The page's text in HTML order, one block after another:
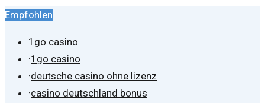
Empfohlen
1go casino
·1go casino
·deutsche casino ohne lizenz
·casino deutschland bonus